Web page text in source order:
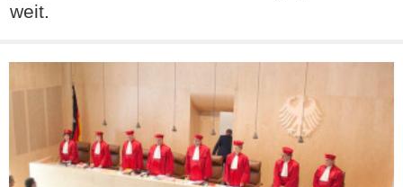
weit.